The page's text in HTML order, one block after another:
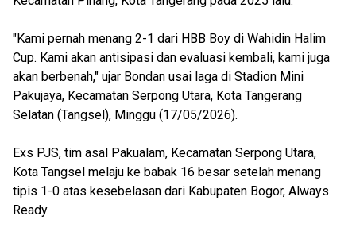
"Kami pernah menang 2-1 dari HBB Boy di Wahidin Halim
Cup. Kami akan antisipasi dan evaluasi kembali, kami juga
akan berbenah," ujar Bondan usai laga di Stadion Mini
Pakujaya, Kecamatan Serpong Utara, Kota Tangerang
Selatan (Tangsel), Minggu (17/05/2026).
Exs PJS, tim asal Pakualam, Kecamatan Serpong Utara,
Kota Tangsel melaju ke babak 16 besar setelah menang
tipis 1-0 atas kesebelasan dari Kabupaten Bogor, Always
Ready.